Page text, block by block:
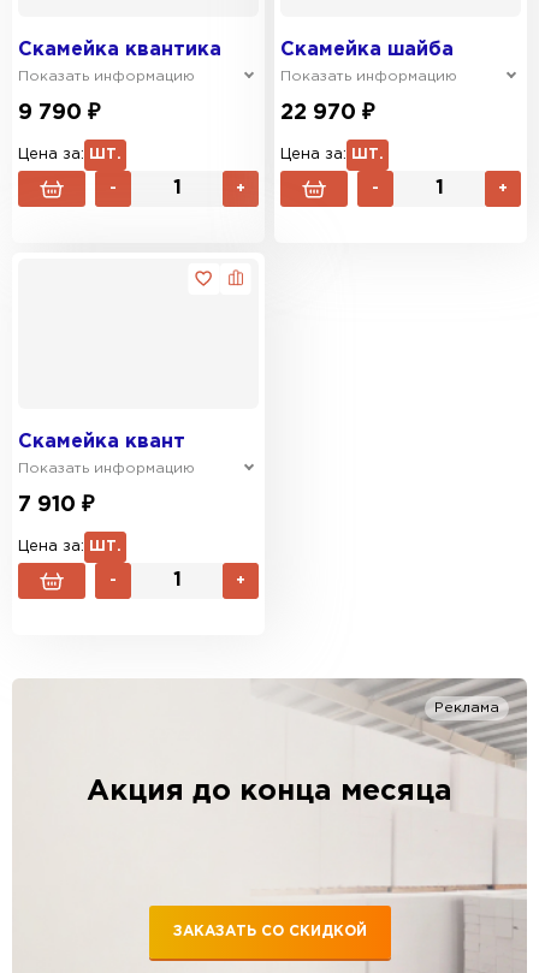
Скамейка квантика
Показать информацию
9 790 ₽
Цена за: ШТ.
- +
Скамейка шайба
Показать информацию
22 970 ₽
Цена за: ШТ.
- +
Скамейка квант
Показать информацию
7 910 ₽
Цена за: ШТ.
- +
Реклама
Акция до конца месяца
ЗАКАЗАТЬ СО СКИДКОЙ